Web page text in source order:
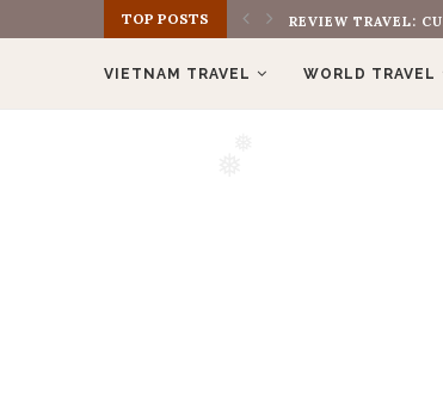
TOP POSTS REVIEW TRAVEL:
VIETNAM TRAVEL WORLD TRAVEL